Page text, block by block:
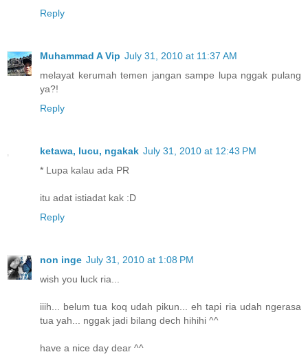
Reply
Muhammad A Vip July 31, 2010 at 11:37 AM
melayat kerumah temen jangan sampe lupa nggak pulang
ya?!
Reply
ketawa, lucu, ngakak July 31, 2010 at 12:43 PM
* Lupa kalau ada PR
itu adat istiadat kak :D
Reply
non inge July 31, 2010 at 1:08 PM
wish you luck ria...
iiih... belum tua koq udah pikun... eh tapi ria udah ngerasa
tua yah... nggak jadi bilang dech hihihi ^^
have a nice day dear ^^